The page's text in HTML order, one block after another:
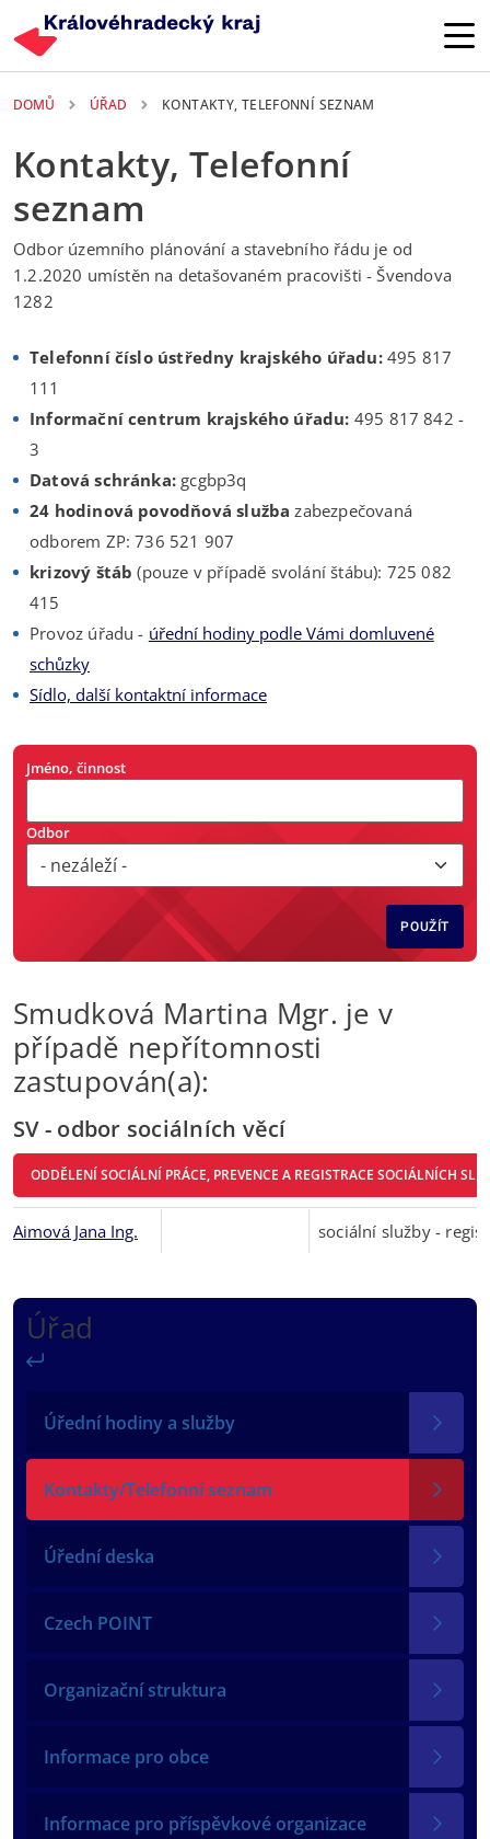
DOMŮ ÚŘAD KONTAKTY, TELEFONNÍ SEZNAM
Kontakty, Telefonní
seznam
Úřad
Úřední hodiny a služby
Kontakty/Telefonní seznam
Úřední deska
Czech POINT
Organizační struktura
Informace pro obce
Informace pro příspěvkové organizace
Odbor územního plánování a stavebního řádu je od
1.2.2020 umístěn na detašovaném pracovišti - Švendova
1282
Telefonní číslo ústředny krajského úřadu:495 817
111
Informační centrum krajského úřadu: 495 817 842 -
3
Datová schránka: gcgbp3q
24 hodinová povodňová služba zabezpečovaná
odborem ZP: 736 521 907
krizový štáb (pouze v případě svolání štábu): 725 082
415
Provoz úřadu - úřední hodiny podle Vámi domluvené
schůzky
Sídlo, další kontaktní informace
Jméno, činnost
Odbor
POUŽÍT
Smudková Martina Mgr. je v
případě nepřítomnosti
zastupován(a):
SV - odbor sociálních věcí
ODDĚLENÍ SOCIÁLNÍ PRÁCE, PREVENCE A REGISTRACE SOCIÁLNÍCH
Aimová Jana Ing. sociální služby -